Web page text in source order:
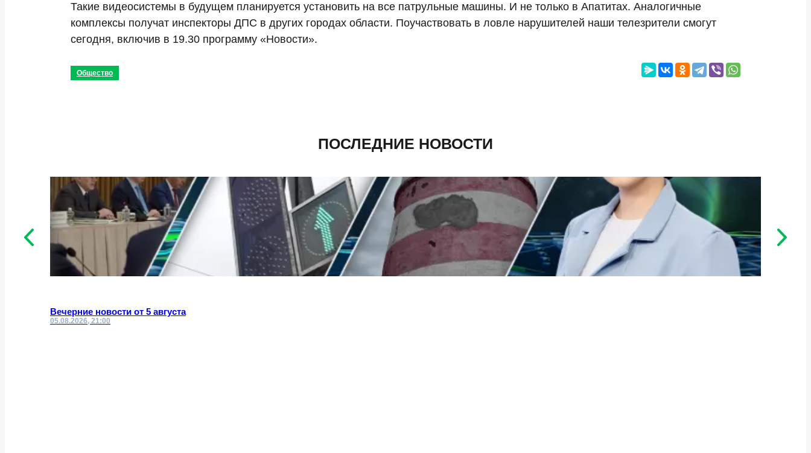
Такие видеосистемы в будущем планируется установить на все патрульные машины. И не только в Апатитах. Аналогичные
комплексы получат инспекторы ДПС в других городах области. Поучаствовать в ловле нарушителей наши телезрители смогут
сегодня, включив в 19.30 программу «Новости».
Общество
ПОСЛЕДНИЕ НОВОСТИ
Вечерние новости от 5 августа
05.08.2026, 21:00